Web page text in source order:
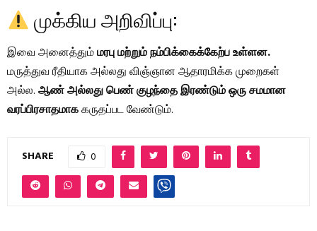
முக்கிய அறிவிப்பு:
இவை அனைத்தும்மரபு மற்றும் நம்பிக்கைக்கேற்ப உள்ளன.
மருத்துவ ரீதியாக அல்லது விஞ்ஞான ஆதாரமிக்க முறைகள்
அல்ல.ஆண் அல்லது பெண் குழந்தை இரண்டும் ஒரு சமமான
வரப்பிரசாதமாககருதப்பட வேண்டும்.
SHARE 0